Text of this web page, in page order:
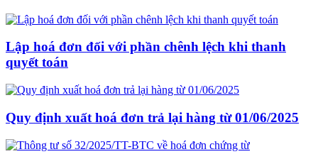
Lập hoá đơn đối với phần chênh lệch khi thanh
quyết toán
Quy định xuất hoá đơn trả lại hàng từ 01/06/2025